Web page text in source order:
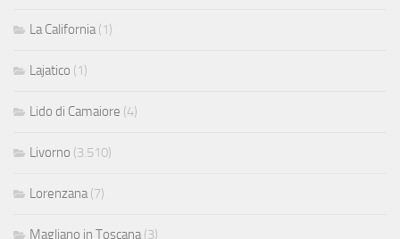
La California (1)
Lajatico (1)
Lido di Camaiore (4)
Livorno (3.510)
Lorenzana (7)
Magliano in Toscana (3)